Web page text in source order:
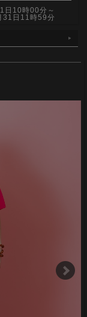
日10時00分～
31日11時59分